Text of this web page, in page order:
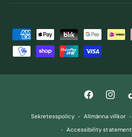
e
a
Sekretesspolicy Allmänna villkor
Accessibility statement
F
a
c
I
n
s
T
k